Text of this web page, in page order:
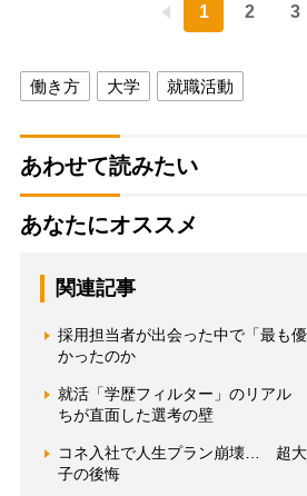
1 2 3
働き方 大学 就職活動
あわせて読みたい
あなたにオススメ
関連記事
採用担当者が出会った中で「最も
かったのか
就活「学歴フィルター」のリアル
ちが直面した選考の壁
コネ入社で人生プラン崩壊… 超
子の後悔